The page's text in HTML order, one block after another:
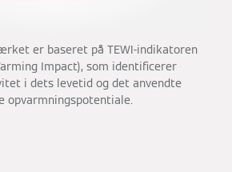
er baseret på TEWI-indikatoren
Impact), som identificerer
i dets levetid og det anvendte
opvarmningspotentiale.